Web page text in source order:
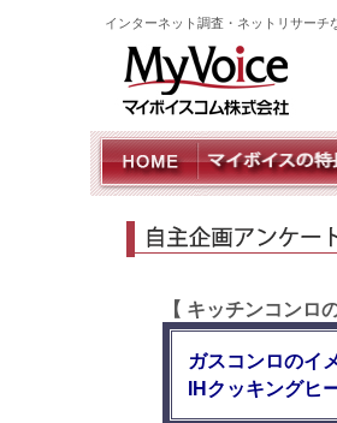
インターネット調査・ネットリサーチ
【 キッチンコンロ
ガスコンロのイ
IHクッキングヒ